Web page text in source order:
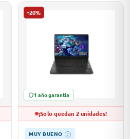
-20%
1 año garantía
¡Solo quedan 2 unidades!
MUY BUENO ?